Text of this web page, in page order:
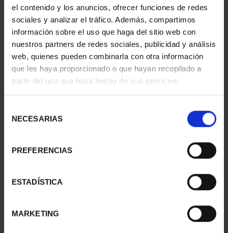
el contenido y los anuncios, ofrecer funciones de redes
sociales y analizar el tráfico. Además, compartimos
información sobre el uso que haga del sitio web con
nuestros partners de redes sociales, publicidad y análisis
web, quienes pueden combinarla con otra información
que les haya proporcionado o que hayan recopilado a
partir del uso que haya hecho de sus servicios.
NECESARIAS
PREFERENCIAS
ESTADÍSTICA
MARKETING
CENTENARIO DE
SOROLLA (2023)
COLECCIÓN C...
3.093,00 €
CENTENARIO DE
SOROLLA (2023)
CINCUENTÍN
610,00 €
CENTENARIO DE
CENTENARIO DE